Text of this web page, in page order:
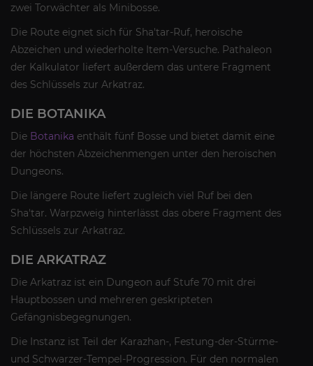
zwei Torwächter als Minibosse.
Die Route eignet sich für Sha'tar-Ruf, heroische
Abzeichen und wiederholte Item-Versuche. Pathaleon
der Kalkulator liefert außerdem das untere Fragment
des Schlüssels zur Arkatraz.
DIE BOTANIKA
Die Botanika enthält fünf Bosse und bietet damit eine
der höchsten Abzeichenmengen unter den heroischen
Dungeons.
Die längere Route liefert zugleich viel Ruf bei den
Sha'tar. Warpzweig hinterlässt das obere Fragment des
Schlüssels zur Arkatraz.
DIE ARKATRAZ
Die Arkatraz ist ein Dungeon auf Stufe 70 mit drei
Hauptbossen und mehreren geskripteten
Gefängnisbegegnungen.
Die Instanz ist Teil der Karazhan-, Festung-der-Stürme-
und Schwarzer-Tempel-Progression. Für den normalen